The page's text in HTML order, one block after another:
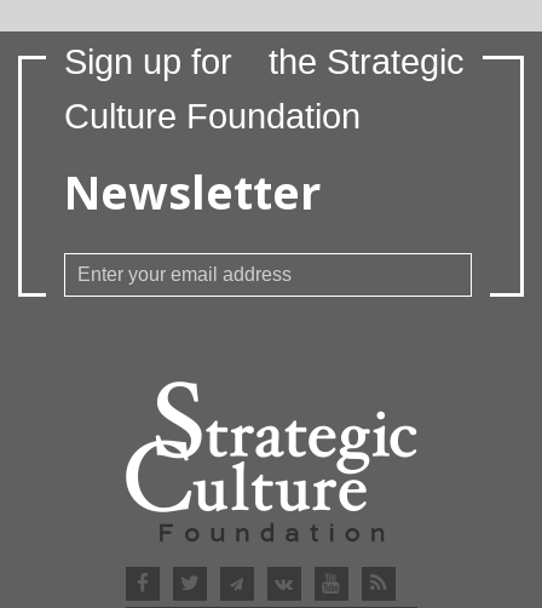
Sign up for
the Strategic
Culture Foundation
Newsletter